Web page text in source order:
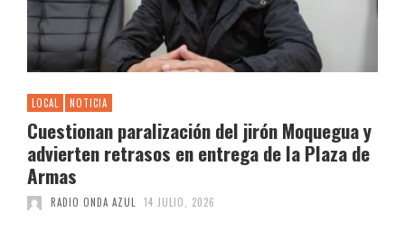
LOCAL NOTICIA
Cuestionan paralización del jirón Moquegua y
advierten retrasos en entrega de la Plaza de
Armas
RADIO ONDA AZUL 14 JULIO, 2026